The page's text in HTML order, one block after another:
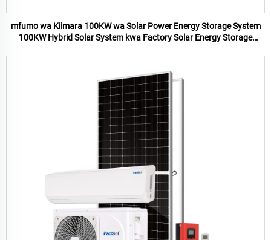
mfumo wa Kiimara 100KW wa Solar Power Energy Storage System
100KW Hybrid Solar System kwa Factory Solar Energy Storage